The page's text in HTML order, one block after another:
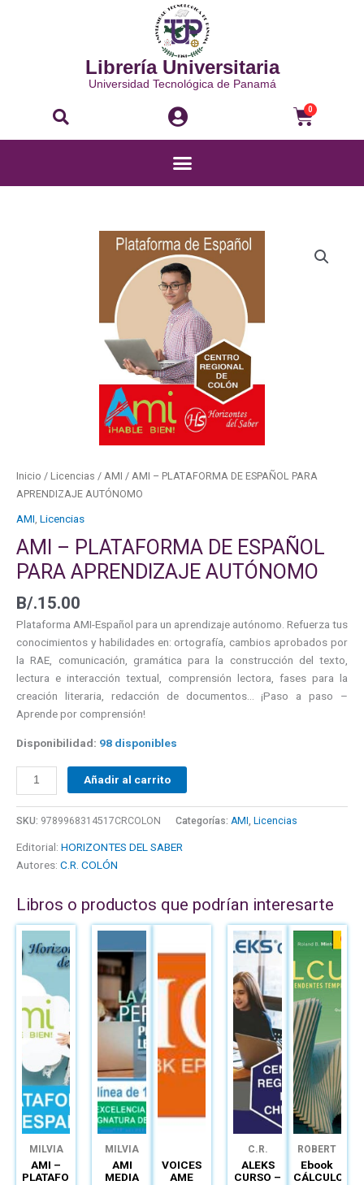
Librería Universitaria
Universidad Tecnológica de Panamá
Buscar 0
Menú
Inicio / Licencias / AMI / AMI – PLATAFORMA DE ESPAÑOL PARA
APRENDIZAJE AUTÓNOMO
AMI Licencias
AMI – PLATAFORMA DE ESPAÑOL
PARA APRENDIZAJE AUTÓNOMO
B/.15.00
Plataforma AMI-Español para un aprendizaje autónomo. Refuerza tus
conocimientos y habilidades en: ortografía, cambios aprobados por
la RAE, comunicación, gramática para la construcción del texto,
lectura e interacción textual, comprensión lectora, fases para la
creación literaria, redacción de documentos… ¡Paso a paso –
Aprende por comprensión!
Disponibilidad: 98 disponibles
Añadir al carrito
SKU: 9789968314517CRCOLON Categorías: AMI Licencias
Editorial: HORIZONTES DEL SABER
Autores: C.R. COLÓN
Libros o productos que podrían interesarte
MILVIA
SOLANO
AMI –
PLATAFORMA
MILVIA
SOLANO
DE
AMI
MEDIA
VOICES
AME
C.R.
CHIRIQUÍ
ALEKS
CURSO –
ROBERT
SMITH
Ebook
CÁLCULO